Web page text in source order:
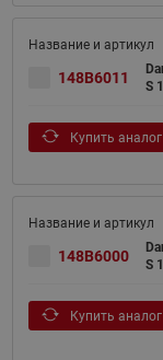
148B6011
S
Купить аналог
148B6000
S
Купить аналог